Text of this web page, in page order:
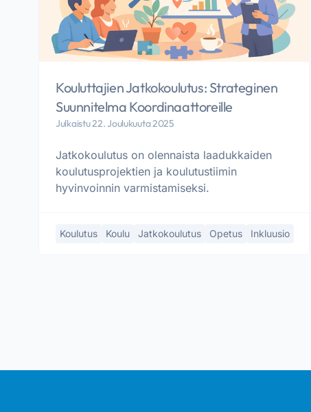
Kouluttajien Jatkokoulutus: Strateginen
Suunnitelma Koordinaattoreille
Julkaistu 22. Joulukuuta 2025
Jatkokoulutus on olennaista laadukkaiden
koulutusprojektien ja koulutustiimin
hyvinvoinnin varmistamiseksi.
Koulutus Koulu Jatkokoulutus Opetus Inkluusio